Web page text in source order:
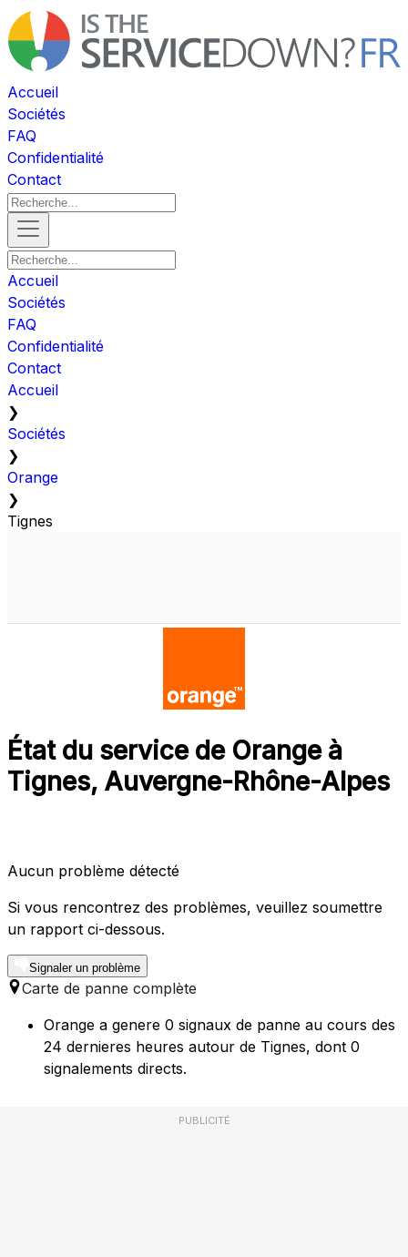
Accueil
Sociétés
FAQ
Confidentialité
Contact
Accueil
Sociétés
FAQ
Confidentialité
Contact
Accueil
❯
Sociétés
❯
Orange
❯
Tignes
État du service de Orange à
Tignes, Auvergne-Rhône-Alpes
Aucun problème détecté
Si vous rencontrez des problèmes, veuillez soumettre
un rapport ci-dessous.
Signaler un problème
Carte de panne complète
Orange a genere 0 signaux de panne au cours des
24 dernieres heures autour de Tignes, dont 0
signalements directs.
PUBLICITÉ